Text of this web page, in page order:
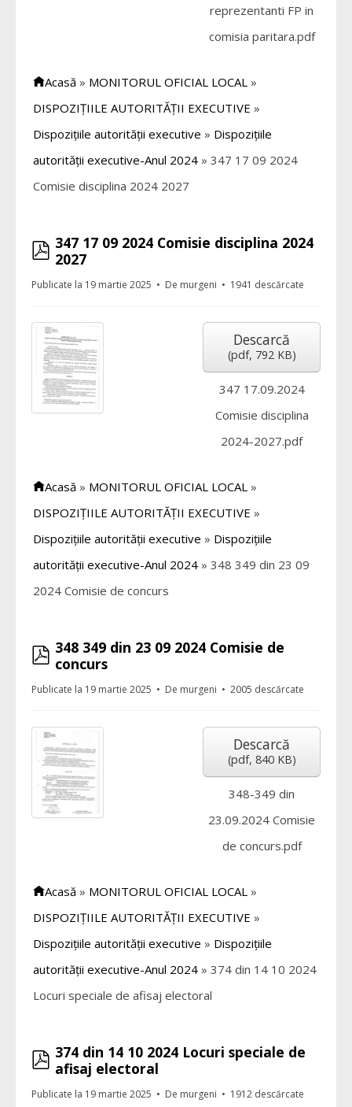
reprezentanti FP in
comisia paritara.pdf
Acasă » MONITORUL OFICIAL LOCAL »
DISPOZIȚIILE AUTORITĂȚII EXECUTIVE »
Dispozițiile autorității executive » Dispozițiile
autorității executive-Anul 2024 » 347 17 09 2024
Comisie disciplina 2024 2027
pdf
347 17 09 2024 Comisie disciplina 2024
2027
Publicate la 19 martie 2025 De murgeni 1941 descărcate
Descarcă
(pdf, 792 KB)
347 17.09.2024
Comisie disciplina
2024-2027.pdf
Acasă » MONITORUL OFICIAL LOCAL »
DISPOZIȚIILE AUTORITĂȚII EXECUTIVE »
Dispozițiile autorității executive » Dispozițiile
autorității executive-Anul 2024 » 348 349 din 23 09
2024 Comisie de concurs
pdf
348 349 din 23 09 2024 Comisie de
concurs
Publicate la 19 martie 2025 De murgeni 2005 descărcate
Descarcă
(pdf, 840 KB)
348-349 din
23.09.2024 Comisie
de concurs.pdf
Acasă » MONITORUL OFICIAL LOCAL »
DISPOZIȚIILE AUTORITĂȚII EXECUTIVE »
Dispozițiile autorității executive » Dispozițiile
autorității executive-Anul 2024 » 374 din 14 10 2024
Locuri speciale de afisaj electoral
pdf
374 din 14 10 2024 Locuri speciale de
afisaj electoral
Publicate la 19 martie 2025 De murgeni 1912 descărcate